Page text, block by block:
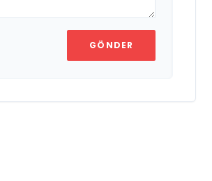
GÖNDER